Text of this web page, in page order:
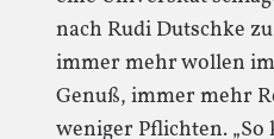
nach Rudi Dutschke
immer mehr wollen
Genuß, immer mehr
weniger Pflichten.